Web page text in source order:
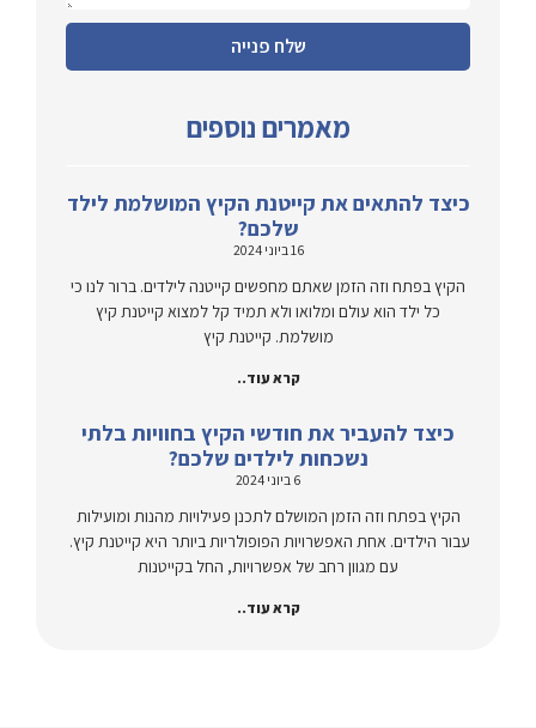
שלח פנייה
מאמרים נוספים
כיצד להתאים את קייטנת הקיץ המושלמת לילד
שלכם?
16 ביוני 2024
הקיץ בפתח וזה הזמן שאתם מחפשים קייטנה לילדים. ברור לנו כי
כל ילד הוא עולם ומלואו ולא תמיד קל למצוא קייטנת קיץ
מושלמת. קייטנת קיץ
קרא עוד..
כיצד להעביר את חודשי הקיץ בחוויות בלתי
נשכחות לילדים שלכם?
6 ביוני 2024
הקיץ בפתח וזה הזמן המושלם לתכנן פעילויות מהנות ומועילות
עבור הילדים. אחת האפשרויות הפופולריות ביותר היא קייטנת קיץ.
עם מגוון רחב של אפשרויות, החל בקייטנות
קרא עוד..